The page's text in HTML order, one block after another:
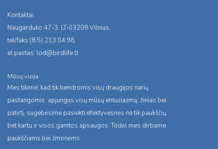
Kontaktai:
Naugarduko 47-3, LT-03208 Vilnius,
tel/faks:(8 5) 213 04 98,
el.pastas: lod@birdlife.lt
Mūsų vizija
Mes tikime, kad tik bendromis visų draugijos narių
pastangomis, apjungus visų mūsų entuziazmą, žinias bei
patirtį, sugebėsime pasiekti efektyvesnės ne tik paukščių,
bet kartu ir visos gamtos apsaugos. Todėl mes dirbame
paukščiams bei žmonėms.